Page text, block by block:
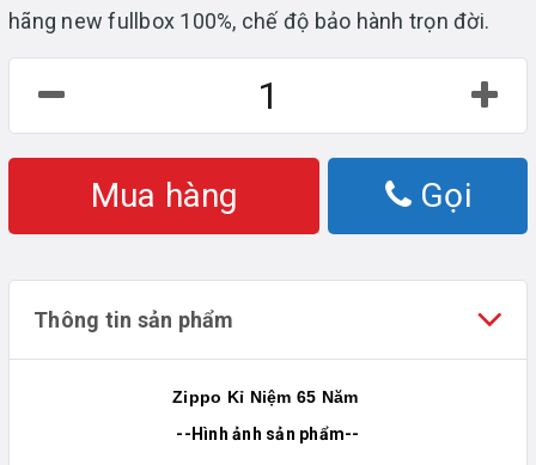
hãng new fullbox 100%, chế độ bảo hành trọn đời.
Mua hàng Gọi
Thông tin sản phẩm
Zippo Kỉ Niệm 65 Năm
--Hình ảnh sản phẩm--